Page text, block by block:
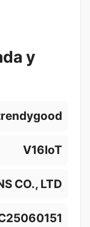
y
V16IoT
CO., LTD